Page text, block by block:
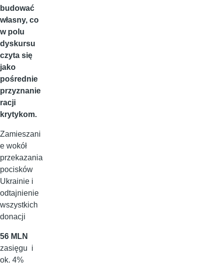
budować
własny, co
w polu
dyskursu
czyta się
jako
pośrednie
przyznanie
racji
krytykom.
Zamieszani
e wokół
przekazania
pocisków
Ukrainie i
odtajnienie
wszystkich
donacji
56 MLN
zasięgu i
ok. 4%